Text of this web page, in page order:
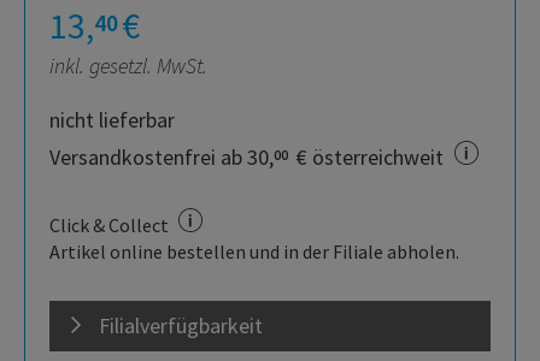
13,40€
inkl. gesetzl. MwSt.
nicht lieferbar
Versandkostenfrei ab 30,00 € österreichweit
Click & Collect
Artikel online bestellen und in der Filiale abholen.
Filialverfügbarkeit